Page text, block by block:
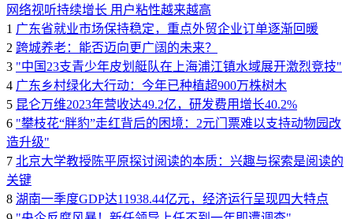
网络视听持续增长 用户粘性越来越高
1 广东省就业市场保持稳定，重点外贸企业订单逐渐回暖
2 跨城养老：能否迈向更广阔的未来？
3 "中国23支青少年皮划艇队在上海浦江镇水域展开激烈竞技"
4 广东乡村绿化大行动：今年已种植超900万株树木
5 昆仑万维2023年营收达49.2亿，研发费用增长40.2%
6 "攀枝花“胖豹”走红背后的困境：2元门票难以支持动物园改
造升级"
7 北京大学教授陈平原探讨阅读的本质：兴趣与探索是阅读的
关键
8 湖南一季度GDP达11938.44亿元，经济运行呈现四大特点